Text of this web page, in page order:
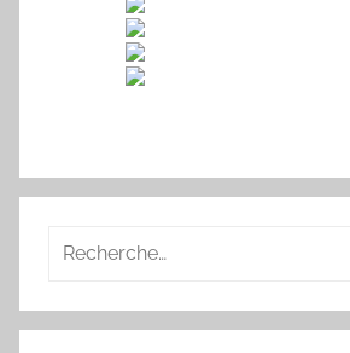
Recherche
: